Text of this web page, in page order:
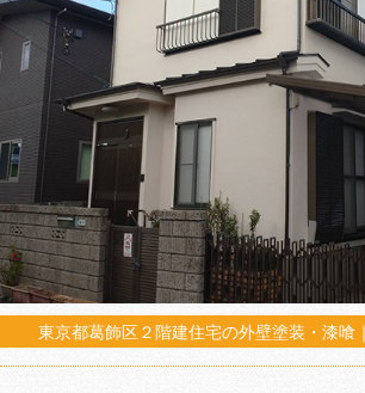
東京都葛飾区２階建住宅の外壁塗装・漆喰